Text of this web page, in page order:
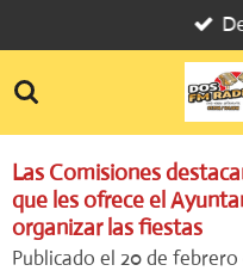
al
contenido
Las Comisiones
que les ofrece el
organizar las fiestas
Publicado el 20 de febrero